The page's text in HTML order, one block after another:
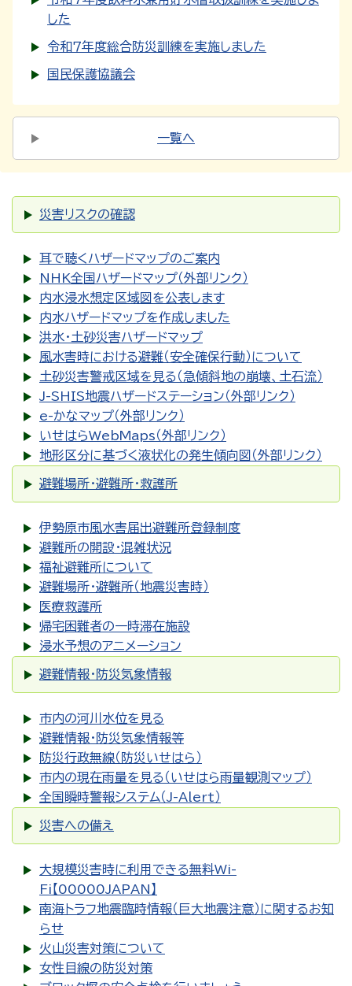
した
令和７年度総合防災訓練を実施しました
国民保護協議会
一覧へ
災害リスクの確認
耳で聴くハザードマップのご案内
NHK全国ハザードマップ（外部リンク）
内水浸水想定区域図を公表します
内水ハザードマップを作成しました
洪水・土砂災害ハザードマップ
風水害時における避難（安全確保行動）について
土砂災害警戒区域を見る（急傾斜地の崩壊、土石流）
J-SHIS地震ハザードステーション（外部リンク）
e-かなマップ（外部リンク）
いせはらWebMaps（外部リンク）
地形区分に基づく液状化の発生傾向図（外部リンク）
避難場所・避難所・救護所
伊勢原市風水害届出避難所登録制度
避難所の開設・混雑状況
福祉避難所について
避難場所・避難所（地震災害時）
医療救護所
帰宅困難者の一時滞在施設
浸水予想のアニメーション
避難情報・防災気象情報
市内の河川水位を見る
避難情報・防災気象情報等
防災行政無線（防災いせはら）
市内の現在雨量を見る（いせはら雨量観測マップ）
全国瞬時警報システム（J-Alert）
災害への備え
大規模災害時に利用できる無料Wi-
Fi【00000JAPAN】
南海トラフ地震臨時情報（巨大地震注意）に関するお知
らせ
火山災害対策について
女性目線の防災対策